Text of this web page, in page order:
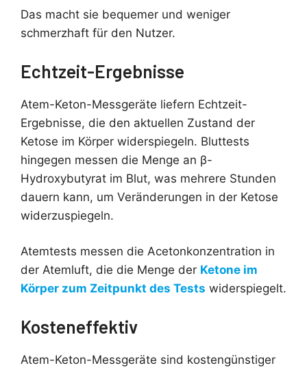
Das macht sie bequemer und weniger
schmerzhaft für den Nutzer.
Echtzeit-Ergebnisse
Atem-Keton-Messgeräte liefern Echtzeit-
Ergebnisse, die den aktuellen Zustand der
Ketose im Körper widerspiegeln. Bluttests
hingegen messen die Menge an β-
Hydroxybutyrat im Blut, was mehrere Stunden
dauern kann, um Veränderungen in der Ketose
widerzuspiegeln.
Atemtests messen die Acetonkonzentration in
der Atemluft, die die Menge der Ketone im
Körper zum Zeitpunkt des Tests widerspiegelt.
Kosteneffektiv
Atem-Keton-Messgeräte sind kostengünstiger